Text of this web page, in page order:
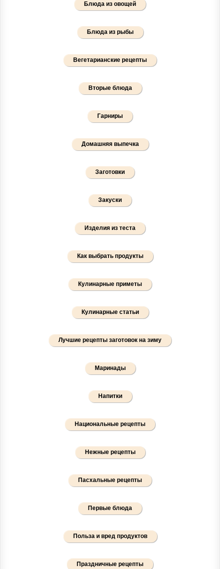
Блюда из овощей
Блюда из рыбы
Вегетарианские рецепты
Вторые блюда
Гарниры
Домашняя выпечка
Заготовки
Закуски
Изделия из теста
Как выбрать продукты
Кулинарные приметы
Кулинарные статьи
Лучшие рецепты заготовок на зиму
Маринады
Напитки
Национальные рецепты
Нежные рецепты
Пасхальные рецепты
Первые блюда
Польза и вред продуктов
Праздничные рецепты